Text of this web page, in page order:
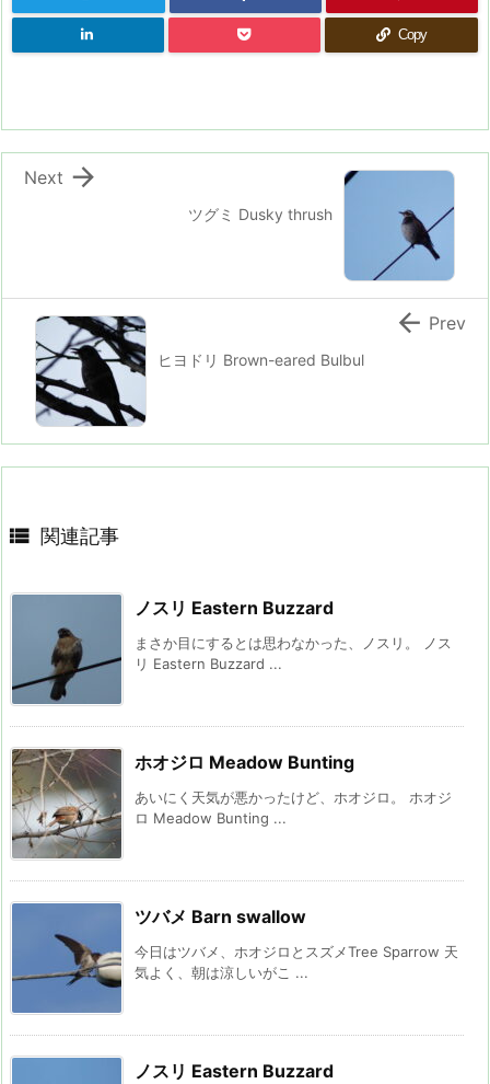
Copy
ツグミ Dusky thrush

Next
ヒヨドリ Brown-eared Bulbul
 Prev
 関連記事
ノスリ Eastern Buzzard
まさか目にするとは思わなかった、ノスリ。 ノス
リ Eastern Buzzard ...
ホオジロ Meadow Bunting
あいにく天気が悪かったけど、ホオジロ。 ホオジ
ロ Meadow Bunting ...
ツバメ Barn swallow
今日はツバメ、ホオジロとスズメTree Sparrow 天
気よく、朝は涼しいがこ ...
ノスリ Eastern Buzzard